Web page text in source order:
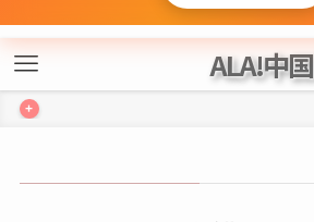
ベッケイマツ保護区
錫林浩特 見る